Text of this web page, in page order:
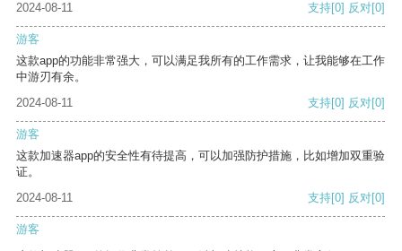
2024-08-11 支持[0] 反对[0]
游客
这款app的功能非常强大，可以满足我所有的工作需求，让我能够在工作
中游刃有余。
2024-08-11
支持[0] 反对[0]
游客
这款加速器app的安全性有待提高，可以加强防护措施，比如增加双重验
证。
2024-08-11
支持[0] 反对[0]
游客